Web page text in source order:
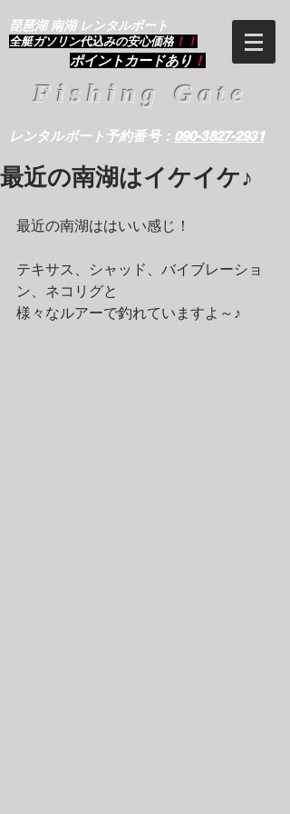
琵琶湖 南湖 レンタルボート
​全艇ガソリン代込みの安心価格 ！！
ポイントカードあり ！
Fishing Gate
レンタルボート予約番号： 090-3827-2931
最近の南湖はイケイケ♪
最近の南湖ははいい感じ！
テキサス、シャッド、バイブレーショ
ン、ネコリグと
様々なルアーで釣れていますよ～♪